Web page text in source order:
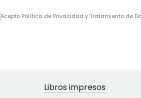
Acepto Política de Privacidad y Tratamiento de
Libros impresos